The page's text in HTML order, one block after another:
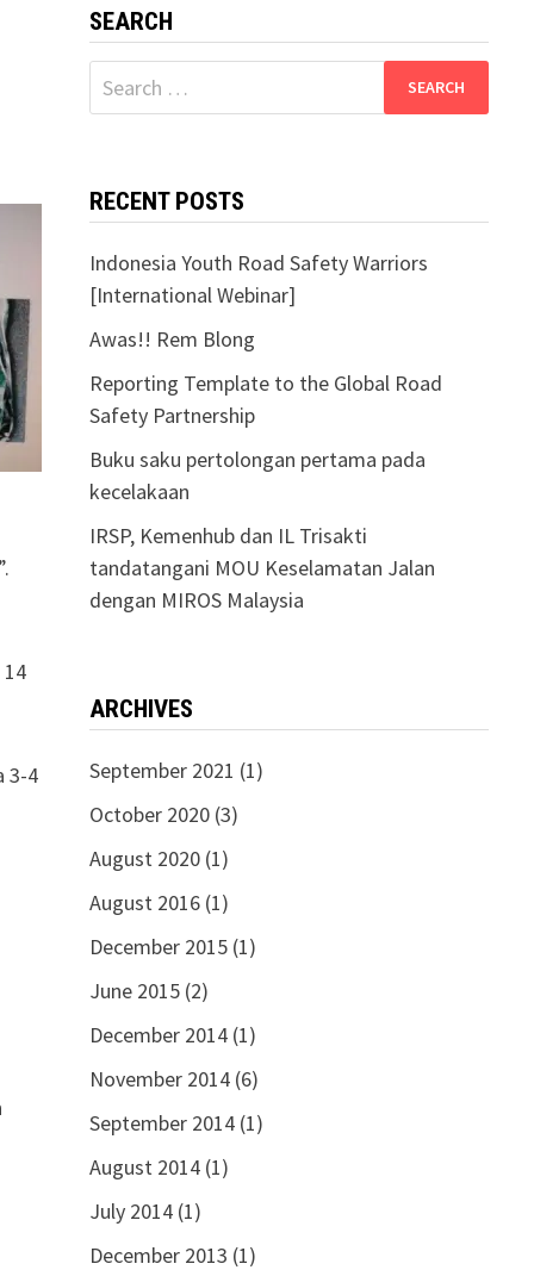
3-4
SEARCH
Search
for:
RECENT POSTS
Indonesia Youth Road Safety Warriors
[International Webinar]
Awas!! Rem Blong
Reporting Template to the Global Road
Safety Partnership
Buku saku pertolongan pertama pada
kecelakaan
IRSP, Kemenhub dan IL Trisakti
tandatangani MOU Keselamatan Jalan
dengan MIROS Malaysia
ARCHIVES
September 2021 (1)
October 2020(3)
August 2020(1)
August 2016(1)
December 2015(1)
June 2015(2)
December 2014(1)
November 2014(6)
September 2014(1)
August 2014(1)
July 2014(1)
December 2013 (1)